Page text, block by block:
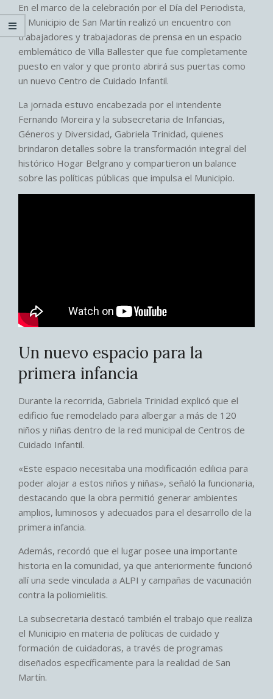
En el marco de la celebración por el Día del Periodista,
el Municipio de San Martín realizó un encuentro con
trabajadores y trabajadoras de prensa en un espacio
emblemático de Villa Ballester que fue completamente
puesto en valor y que pronto abrirá sus puertas como
un nuevo Centro de Cuidado Infantil.
La jornada estuvo encabezada por el intendente
Fernando Moreira y la subsecretaria de Infancias,
Géneros y Diversidad, Gabriela Trinidad, quienes
brindaron detalles sobre la transformación integral del
histórico Hogar Belgrano y compartieron un balance
sobre las políticas públicas que impulsa el Municipio.
Un nuevo espacio para la
primera infancia
Durante la recorrida, Gabriela Trinidad explicó que el
edificio fue remodelado para albergar a más de 120
niños y niñas dentro de la red municipal de Centros de
Cuidado Infantil.
«Este espacio necesitaba una modificación edilicia para
poder alojar a estos niños y niñas», señaló la funcionaria,
destacando que la obra permitió generar ambientes
amplios, luminosos y adecuados para el desarrollo de la
primera infancia.
Además, recordó que el lugar posee una importante
historia en la comunidad, ya que anteriormente funcionó
allí una sede vinculada a ALPI y campañas de vacunación
contra la poliomielitis.
La subsecretaria destacó también el trabajo que realiza
el Municipio en materia de políticas de cuidado y
formación de cuidadoras, a través de programas
diseñados específicamente para la realidad de San
Martín.